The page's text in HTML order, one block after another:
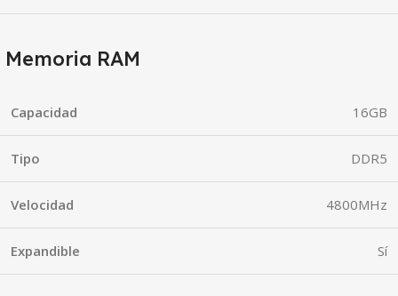
Memoria RAM
Capacidad 16GB
Tipo DDR5
Velocidad 4800MHz
Expandible Sí